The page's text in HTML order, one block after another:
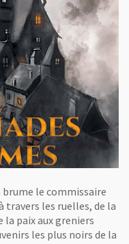
le commissaire
travers les ruelles, de la
la paix aux greniers
les plus noirs de la